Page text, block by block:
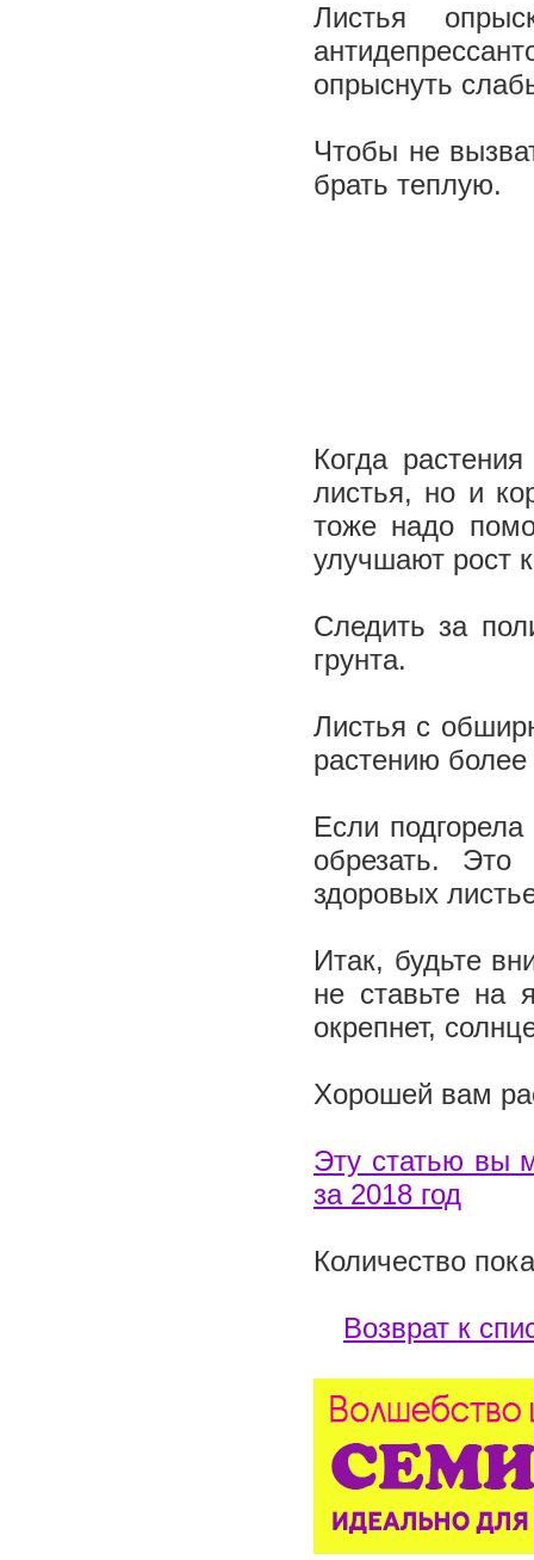
Листья
опрыснуть
Чтобы не
брать теплую.
Когда
листья, но и
тоже надо
улучшают рост
Следить за
грунта.
Листья с
растению
Если
обрезать. Это
здоровых
Итак, будьте
не ставьте на
окрепнет,
Хорошей вам
Эту статью вы
за 2018 год
Количество
Возврат к